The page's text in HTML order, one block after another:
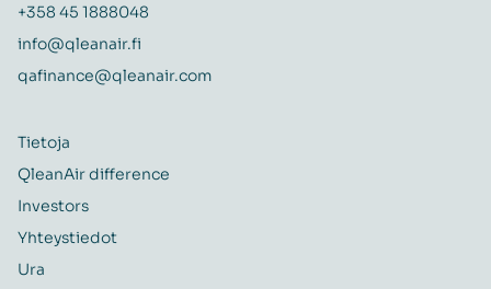
+358 45 1888048
info@qleanair.fi
qafinance@qleanair.com
Tietoja
QleanAir difference
Investors
Yhteystiedot
Ura